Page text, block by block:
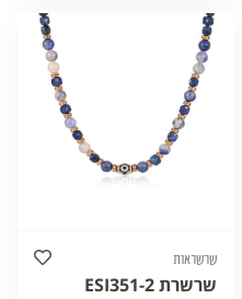
שרשראות
שרשרת ESI351-2